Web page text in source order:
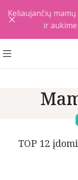
TOP 12
Keliaujančių
ir